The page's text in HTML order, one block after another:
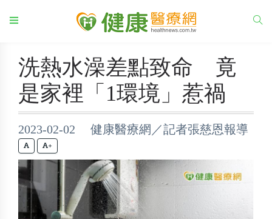
洗熱水澡差點致命 竟
是家裡「1環境」惹禍
2023-02-02 健康醫療網／記者張慈恩報導
+